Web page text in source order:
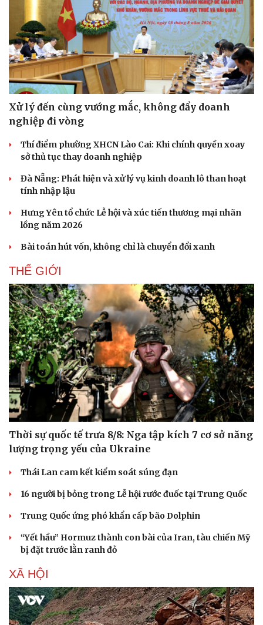
Thể thao
Bóng đá
Lịch thi đấu bóng đá
Thế giới thể thao
eSports
Hậu trường
Ô tô - Xe máy
Ô tô
Tư vấn
Xử lý đến cùng vướng mắc, không đẩy doanh
nghiệp đi vòng
Thí điểm phường XHCN Lào Cai: Khi chính quyền xoay
sở thủ tục thay doanh nghiệp
Đà Nẵng: Phát hiện và xử lý vụ kinh doanh lô than hoạt
tính nhập lậu
Hưng Yên tổ chức Lễ hội và xúc tiến thương mại nhãn
lồng năm 2026
Bài toán hút vốn, không chỉ là chuyển đổi xanh
THẾ GIỚI
Thời sự quốc tế trưa 8/8: Nga tập kích 7 cơ sở năng
lượng trọng yếu của Ukraine
Thái Lan cam kết kiểm soát súng đạn
16 người bị bỏng trong Lễ hội rước đuốc tại Trung Quốc
Trung Quốc ứng phó khẩn cấp bão Dolphin
“Yết hầu” Hormuz thành con bài của Iran, tàu chiến Mỹ
bị đặt trước lằn ranh đỏ
XÃ HỘI